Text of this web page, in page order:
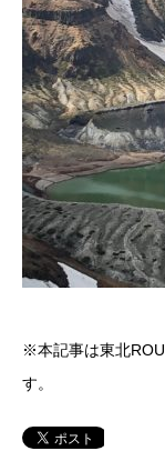
※本記事は東北
す。